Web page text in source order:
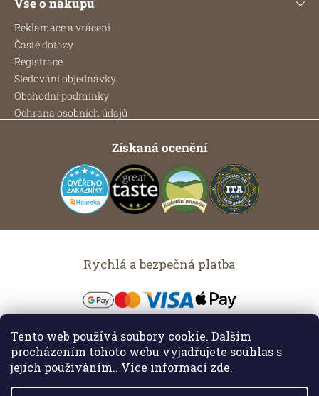
Tento web používá soubory cookie. Dalším
procházením tohoto webu vyjadřujete souhlas s
jejich používáním.. Více informací zde.
Reklamace a vrácení
Časté dotazy
Registrace
Sledování objednávky
Obchodní podmínky
Ochrana osobních údajů
Získaná ocenění
Možnosti dopravy
Rychlá a bezpečná platba